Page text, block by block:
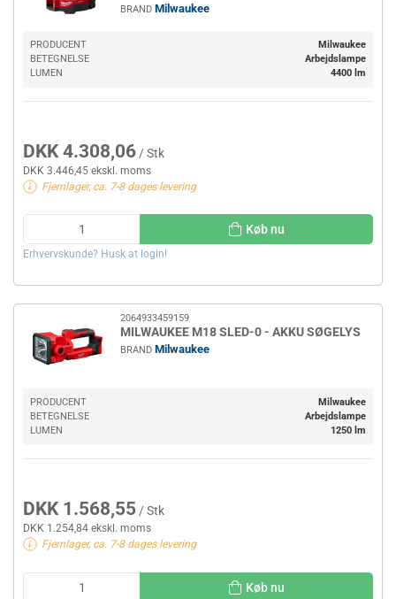
BRAND Milwaukee
PRODUCENT
Milwaukee
BETEGNELSE
Arbejdslampe
LUMEN
4400 lm
DKK 4.308,06 / Stk
DKK 3.446,45 ekskl. moms
Fjernlager, ca. 7-8 dages levering
Køb nu
Erhvervskunde? Husk at login!
2064933459159
MILWAUKEE M18 SLED-0 - AKKU SØGELYS
BRAND Milwaukee
PRODUCENT
Milwaukee
BETEGNELSE
Arbejdslampe
LUMEN
1250 lm
DKK 1.568,55 / Stk
DKK 1.254,84 ekskl. moms
Fjernlager, ca. 7-8 dages levering
Køb nu